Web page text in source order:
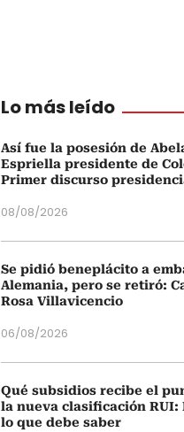
Lo más leído
Así fue la posesión de
Espriella presidente de
Primer discurso
08/08/2026
Se pidió beneplácito a
Alemania, pero se retiró:
Rosa Villavicencio
06/08/2026
Qué subsidios recibe el
la nueva clasificación RUI:
lo que debe saber